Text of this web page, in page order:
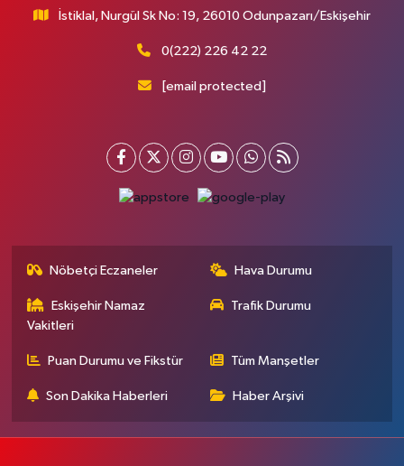
İstiklal, Nurgül Sk No: 19, 26010 Odunpazarı/Eskişehir
0(222) 226 42 22
[email protected]
Nöbetçi Eczaneler Hava Durumu
Eskişehir Namaz
Vakitleri
Trafik Durumu
Puan Durumu ve Fikstür Tüm Manşetler
Son Dakika Haberleri Haber Arşivi